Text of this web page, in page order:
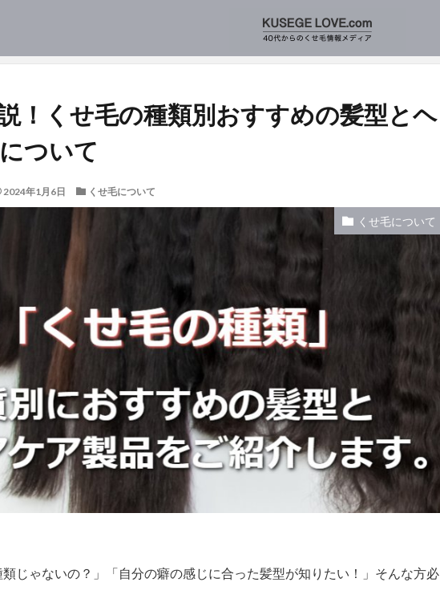
！くせ毛の種類別おすすめの髪型とヘ
ついて
2024年1月6日 くせ毛について
くせ毛について
類じゃないの？」「自分の癖の感じに合った髪型が知りたい！」そんな方必